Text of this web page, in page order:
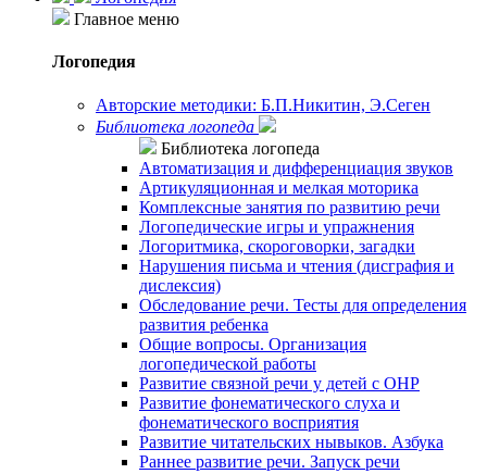
Главное меню
Логопедия
Авторские методики: Б.П.Никитин, Э.Сеген
Библиотека логопеда
Библиотека логопеда
Автоматизация и дифференциация звуков
Артикуляционная и мелкая моторика
Комплексные занятия по развитию речи
Логопедические игры и упражнения
Логоритмика, скороговорки, загадки
Нарушения письма и чтения (дисграфия и
дислексия)
Обследование речи. Тесты для определения
развития ребенка
Общие вопросы. Организация
логопедической работы
Развитие связной речи у детей с ОНР
Развитие фонематического слуха и
фонематического восприятия
Развитие читательских нывыков. Азбука
Раннее развитие речи. Запуск речи